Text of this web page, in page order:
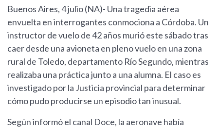
Buenos Aires, 4 julio (NA)- Una tragedia aérea
envuelta en interrogantes conmociona a Córdoba. Un
instructor de vuelo de 42 años murió este sábado tras
caer desde una avioneta en pleno vuelo en una zona
rural de Toledo, departamento Río Segundo, mientras
realizaba una práctica junto a una alumna. El caso es
investigado por la Justicia provincial para determinar
cómo pudo producirse un episodio tan inusual.
Según informó el canal Doce, la aeronave había